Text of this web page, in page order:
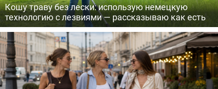
Кошу траву без лески: использую немецкую
технологию с лезвиями — рассказываю как есть